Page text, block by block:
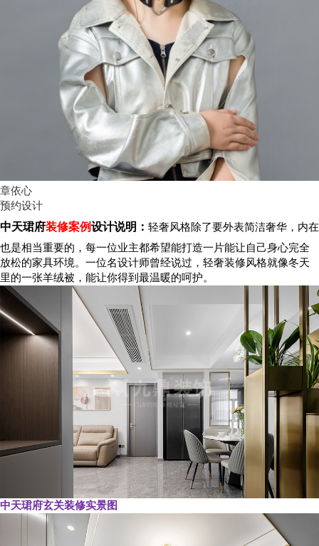
章依心
预约设计
中天珺府装修案例设计说明： 轻奢风格除了要外表简洁奢华，内在
也是相当重要的，每一位业主都希望能打造一片能让自己身心完全
放松的家具环境。一位名设计师曾经说过，轻奢装修风格就像冬天
里的一张羊绒被，能让你得到最温暖的呵护。
中天珺府玄关装修实景图